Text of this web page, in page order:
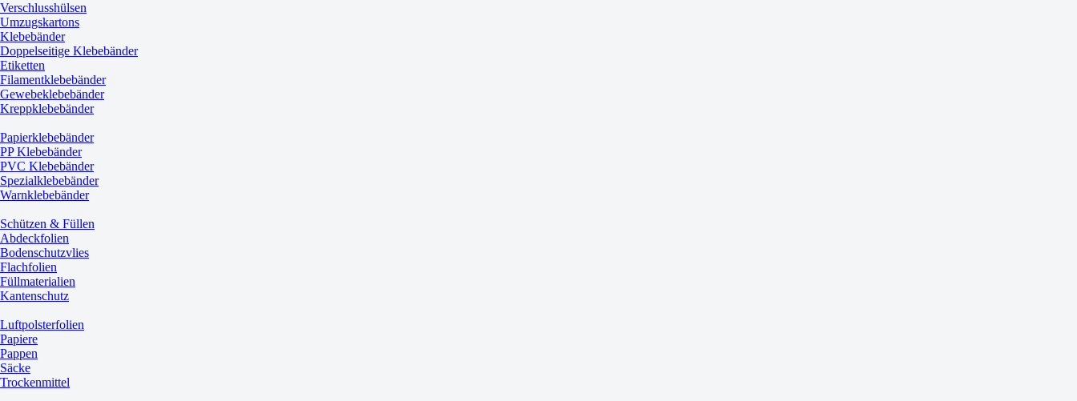
Verschlusshülsen
Umzugskartons
Klebebänder
Doppelseitige Klebebänder
Etiketten
Filamentklebebänder
Gewebeklebebänder
Kreppklebebänder
Papierklebebänder
PP Klebebänder
PVC Klebebänder
Spezialklebebänder
Warnklebebänder
Schützen & Füllen
Abdeckfolien
Bodenschutzvlies
Flachfolien
Füllmaterialien
Kantenschutz
Luftpolsterfolien
Papiere
Pappen
Säcke
Trockenmittel